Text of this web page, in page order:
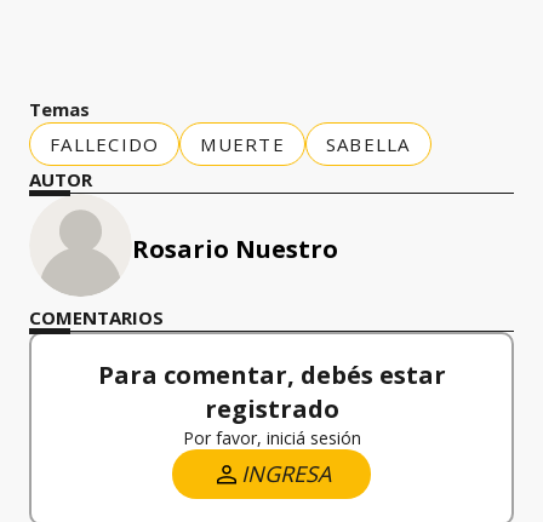
Temas
FALLECIDO
MUERTE
SABELLA
AUTOR
Rosario Nuestro
COMENTARIOS
Para comentar, debés estar
registrado
Por favor, iniciá sesión
INGRESA